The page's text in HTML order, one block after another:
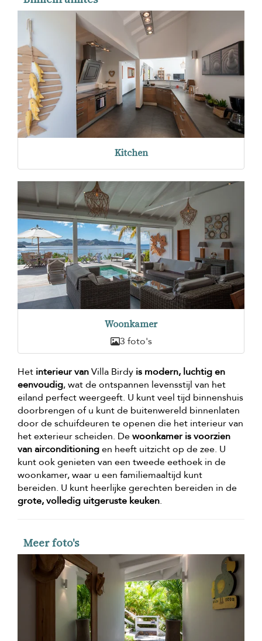
Kitchen
Woonkamer
3 foto's
Het interieur vanVilla Birdy is modern, luchtig en
eenvoudig, wat de ontspannen levensstijl van het
eiland perfect weergeeft. U kunt veel tijd binnenshuis
doorbrengen of u kunt de buitenwereld binnenlaten
door de schuifdeuren te openen die het interieur van
het exterieur scheiden. Dewoonkamer is voorzien
van airconditioningen heeft uitzicht op de zee. U
kunt ook genieten van een tweede eethoek in de
woonkamer, waar u een familiemaaltijd kunt
bereiden. U kunt heerlijke gerechten bereiden in de
grote, volledig uitgeruste keuken.
Meer foto's